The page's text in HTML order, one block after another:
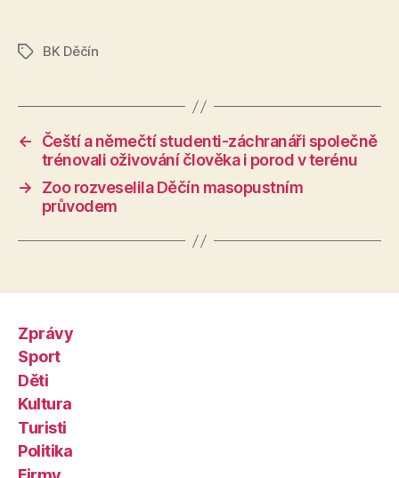
ŠtítkyBK Děčín
←
Čeští a němečtí studenti-záchranáři společně
trénovali oživování člověka i porod v terénu
→
Zoo rozveselila Děčín masopustním
průvodem
Zprávy
Sport
Děti
Kultura
Turisti
Politika